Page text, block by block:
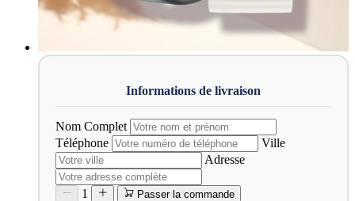
Nom Complet
Téléphone
Ville
Adresse
1 Passer la commande